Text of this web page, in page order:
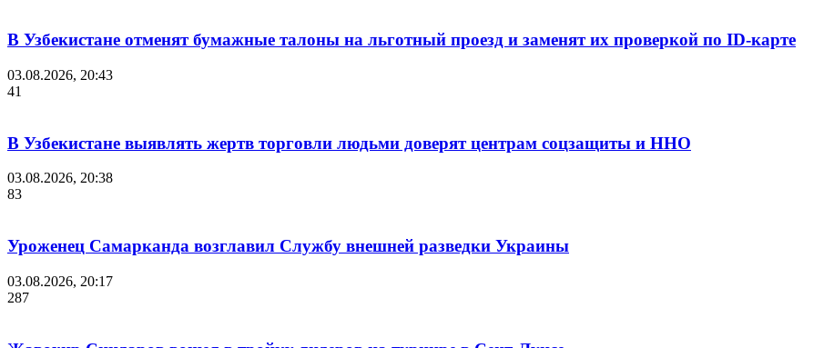
В Узбекистане отменят бумажные талоны на льготный проезд и заменят их проверкой по ID-карте
03.08.2026, 20:43
41
В Узбекистане выявлять жертв торговли людьми доверят центрам соцзащиты и ННО
03.08.2026, 20:38
83
Уроженец Самарканда возглавил Службу внешней разведки Украины
03.08.2026, 20:17
287